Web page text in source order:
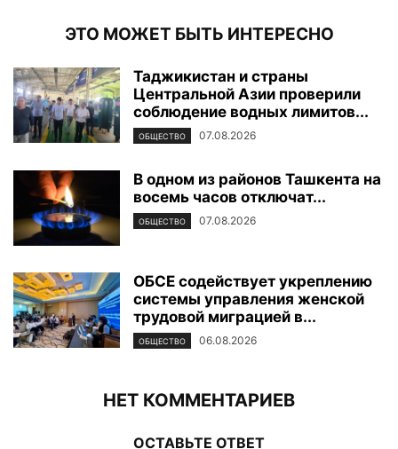
ЭТО МОЖЕТ БЫТЬ ИНТЕРЕСНО
Таджикистан и страны
Центральной Азии проверили
соблюдение водных лимитов...
ОБЩЕСТВО 07.08.2026
В одном из районов Ташкента на
восемь часов отключат...
ОБЩЕСТВО 07.08.2026
ОБСЕ содействует укреплению
системы управления женской
трудовой миграцией в...
ОБЩЕСТВО 06.08.2026
НЕТ КОММЕНТАРИЕВ
ОСТАВЬТЕ ОТВЕТ